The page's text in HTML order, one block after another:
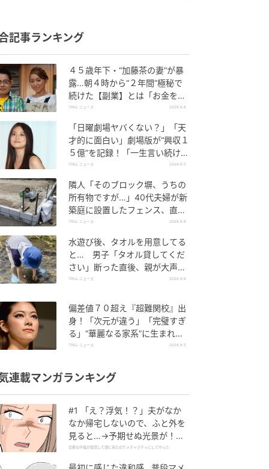
記事ランキング
４５歳年下・“加藤茶の妻”が暴
露…朝４時から“２年間”極秘で
続けた【副業】とは「お金を稼
ぐのって大変」
TRILL ニュース 2026.8.6
「日曜劇場ヤバくない？」「天
才的に面白い」劇場版が“興収１
５億”を記録！「一生言い続け
る」放送後も続く“切望の声”
TRILL ニュース 2026.8.5
隣人「そのブロック塀、うちの
所有物ですが…」40代夫婦が新
築庭に設置したフェンス、直後
に迫られた"顛末"
TRILL ニュース 2026.8.6
水遊び後、タオルを用意してる
と… 男子「タオル貸してくだ
さい」断った直後、親が大声で
放った一言に絶句
TRILL ニュース 2026.8.6
偏差値７０超え『超難関校』出
身！「次元が違う」「完璧すぎ
る」“華麗なる家系”に生まれた
【規格外の逸材】
TRILL ニュース 2026.8.5
連載マンガランキング
#1 「え？浮気！？」夫がなか
なか帰宅しないので、ふと外を
見ると…→予期せぬ光景が！｜
旦那の不倫が発覚して頭に来た
旦那の不倫が発覚して頭に来たのでメチャクチャにしてやった